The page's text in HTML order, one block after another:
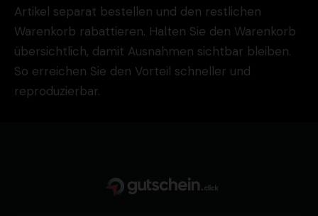
Artikel separat bestellen und den restlichen
Warenkorb rabattieren. Halten Sie den Warenkorb
übersichtlich, damit Ausnahmen sichtbar bleiben.
So erreichen Sie den Vorteil schneller und
reproduzierbar.